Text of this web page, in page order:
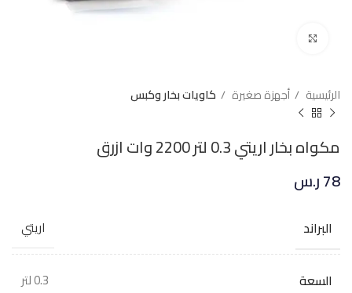
الرئيسية أجهزة صغيرة كاويات بخار وكبس
مكواه بخار اريتي 0.3 لتر 2200 وات ازرق
78ر.س
البراند اريتي
السعة 0.3 لتر